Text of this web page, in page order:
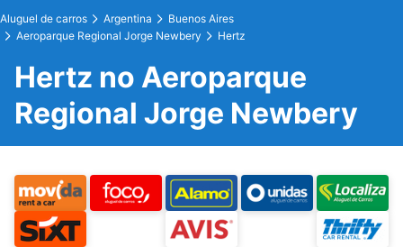
Aluguel de carros Argentina
Buenos Aires
Aeroparque Regional Jorge Newbery
Hertz
Hertz no Aeroparque
Regional Jorge Newbery